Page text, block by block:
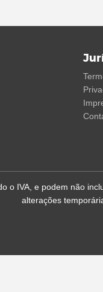
o IVA, e podem não
alterações